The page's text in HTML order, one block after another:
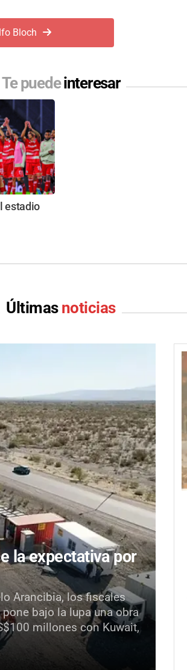
Bloch
Te puedeinteresar
estadio
Últimas noticias
la expectativa por
Arancibia, los fiscales
bajo la lupa una obra
millones con Kuwait,